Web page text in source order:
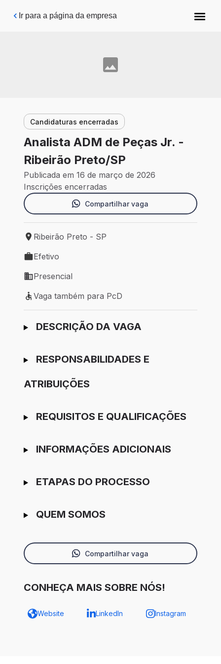
Pular para o conteúdo principal
Ir para a página da empresa
Candidaturas encerradas
Analista ADM de Peças Jr. -
Ribeirão Preto/SP
Publicada em 16 de março de 2026
Inscrições encerradas
Compartilhar vaga
Local de trabalho: Ribeirão Preto - SP
Ribeirão Preto - SP
Tipo de vaga: Efetivo
Efetivo
Modelo de trabalho: Presencial
Presencial
Vaga também para PcD
Vaga também para PcD
Ir para candidatura
DESCRIÇÃO DA VAGA
RESPONSABILIDADES E
ATRIBUIÇÕES
REQUISITOS E QUALIFICAÇÕES
INFORMAÇÕES ADICIONAIS
ETAPAS DO PROCESSO
QUEM SOMOS
Compartilhar vaga
CONHEÇA MAIS SOBRE NÓS!
Website LinkedIn Instagram